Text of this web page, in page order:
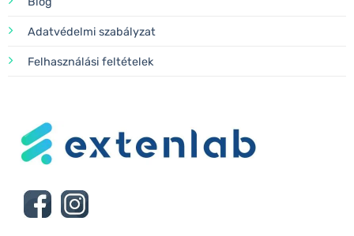
Adatvédelmi szabályzat
Felhasználási feltételek